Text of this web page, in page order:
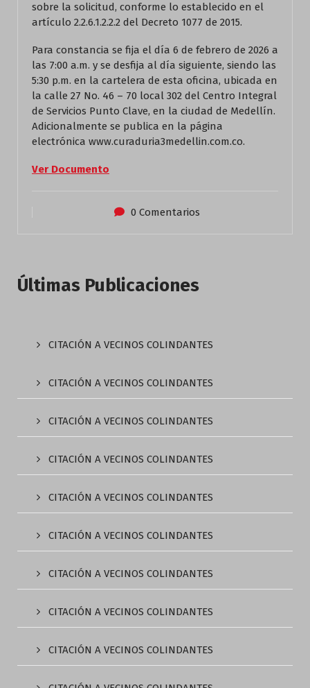
sobre la solicitud, conforme lo establecido en el
artículo 2.2.6.1.2.2.2 del Decreto 1077 de 2015.
Para constancia se fija el día 6 de febrero de 2026 a
las 7:00 a.m. y se desfija al día siguiente, siendo las
5:30 p.m. en la cartelera de esta oficina, ubicada en
la calle 27 No. 46 – 70 local 302 del Centro Integral
de Servicios Punto Clave, en la ciudad de Medellín.
Adicionalmente se publica en la página
electrónica www.curaduria3medellin.com.co.
Ver Documento
0 Comentarios
Últimas Publicaciones
CITACIÓN A VECINOS COLINDANTES
CITACIÓN A VECINOS COLINDANTES
CITACIÓN A VECINOS COLINDANTES
CITACIÓN A VECINOS COLINDANTES
CITACIÓN A VECINOS COLINDANTES
CITACIÓN A VECINOS COLINDANTES
CITACIÓN A VECINOS COLINDANTES
CITACIÓN A VECINOS COLINDANTES
CITACIÓN A VECINOS COLINDANTES